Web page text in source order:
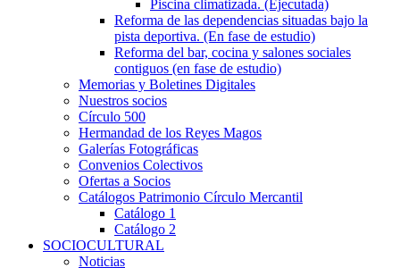
Piscina climatizada. (Ejecutada)
Reforma de las dependencias situadas bajo la
pista deportiva. (En fase de estudio)
Reforma del bar, cocina y salones sociales
contiguos (en fase de estudio)
Memorias y Boletines Digitales
Nuestros socios
Círculo 500
Hermandad de los Reyes Magos
Galerías Fotográficas
Convenios Colectivos
Ofertas a Socios
Catálogos Patrimonio Círculo Mercantil
Catálogo 1
Catálogo 2
SOCIOCULTURAL
Noticias